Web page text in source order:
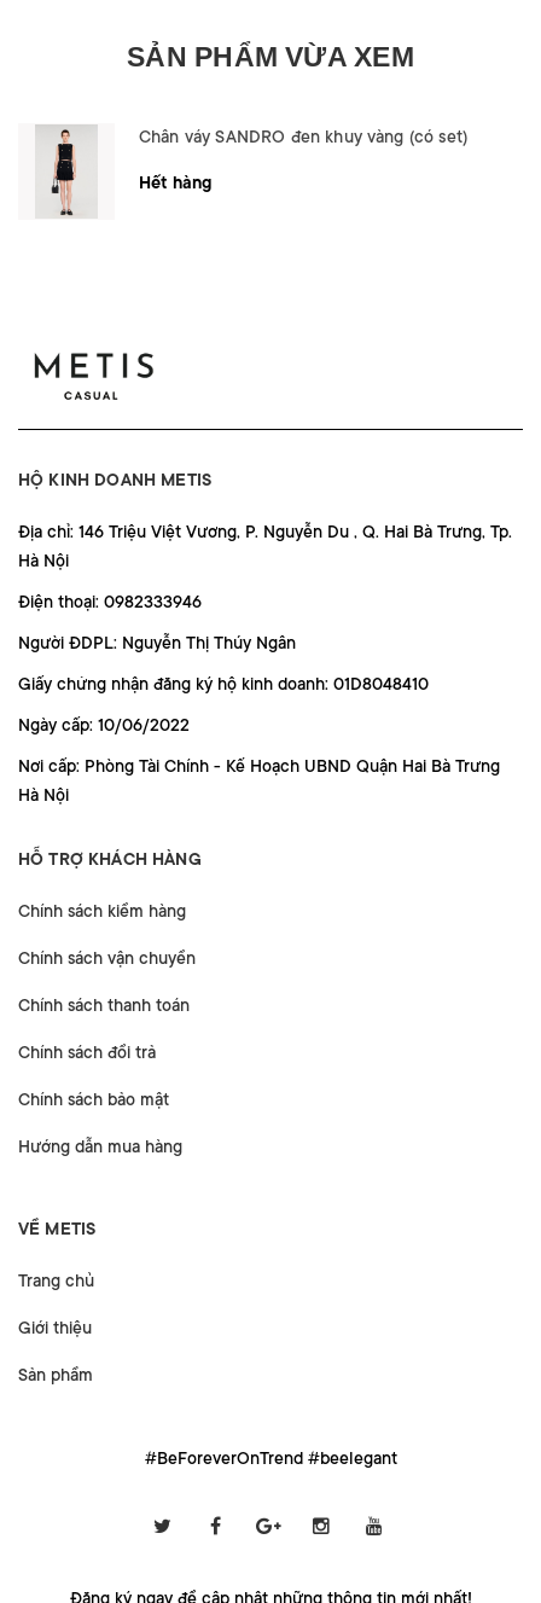
SẢN PHẨM VỪA XEM
Chân váy SANDRO đen khuy vàng (có set)
Hết hàng
HỘ KINH DOANH METIS
Địa chỉ: 146 Triệu Việt Vương, P. Nguyễn Du , Q. Hai Bà Trưng, Tp.
Hà Nội
Điện thoại: 0982333946
Người ĐDPL: Nguyễn Thị Thúy Ngân
Giấy chứng nhận đăng ký hộ kinh doanh: 01D8048410
Ngày cấp: 10/06/2022
Nơi cấp: Phòng Tài Chính - Kế Hoạch UBND Quận Hai Bà Trưng
Hà Nội
HỖ TRỢ KHÁCH HÀNG
Chính sách kiểm hàng
Chính sách vận chuyển
Chính sách thanh toán
Chính sách đổi trả
Chính sách bảo mật
Hướng dẫn mua hàng
VỀ METIS
Trang chủ
Giới thiệu
Sản phẩm
#BeForeverOnTrend #beelegant
Đăng ký ngay để cập nhật những thông tin mới nhất!